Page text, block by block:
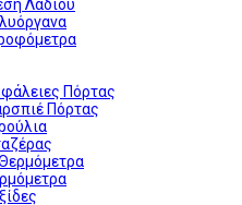
Λαδιού
Πόρτας
Πόρτας